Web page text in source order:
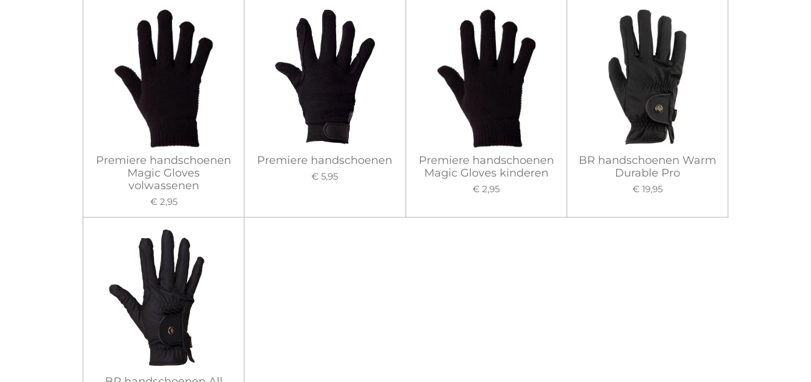
Premiere handschoenen
Magic Gloves
volwassenen
€ 2,95
Premiere handschoenen
€ 5,95
Premiere handschoenen
Magic Gloves kinderen
€ 2,95
BR handschoenen Warm
Durable Pro
€ 19,95